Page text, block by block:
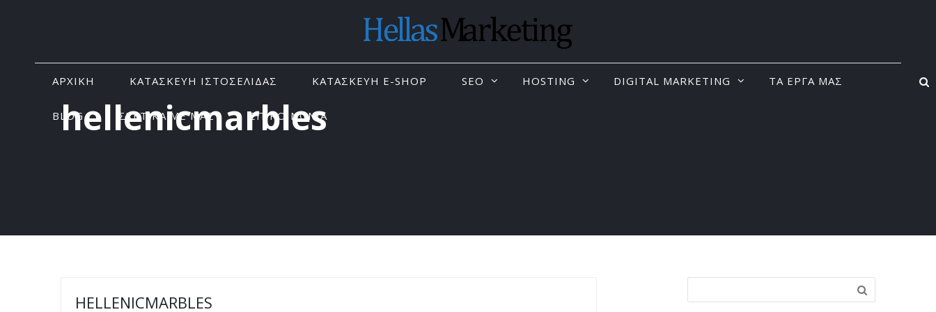
ΑΡΧΙΚΗ ΚΑΤΑΣΚΕΥΗ ΙΣΤΟΣΕΛΙΔΑΣ KΑΤΑΣΚΕΥΗ E-SHOP SEO HOSTING DIGITAL MARKETING ΤΑ ΕΡΓΑ ΜΑΣ
BLOG ΣΧΕΤΙΚΑ ΜΕ ΜΑΣ ΕΠΙΚΟΙΝΩΝΙΑ
hellenicmarbles
HELLENICMARBLES